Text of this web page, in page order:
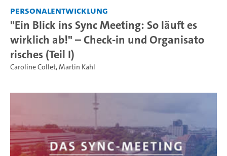
Personalentwicklung
"Ein Blick ins Sync Meeting: So läuft es
wirklich ab!" – Check-in und Organisato
risches (Teil I)
Caroline Collet,Martin Kahl